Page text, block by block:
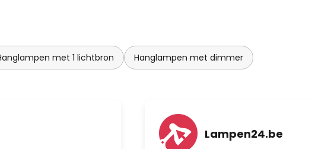
met 1 lichtbron Hanglampen met dimmer
Lampen24.be